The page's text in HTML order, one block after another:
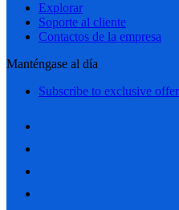
Explorar
Soporte al cliente
Contactos de la empresa
Manténgase al día
Subscribe to exclusive